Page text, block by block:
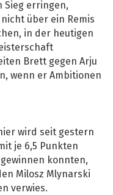
Sieg erringen,
über ein Remis
in der heutigen
Brett gegen Arju
wenn er Ambitionen
wird seit gestern
je 6,5 Punkten
konnten,
Milosz Mlynarski
verwies.